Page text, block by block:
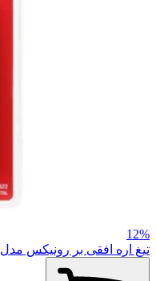
12%
تیغ اره افقی بر رونیکس مدل RH-5622